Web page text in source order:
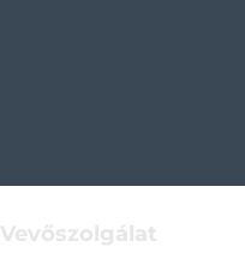
Vevőszolgálat